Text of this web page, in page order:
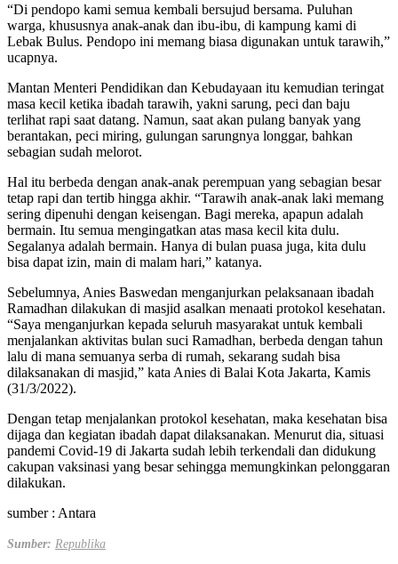
“Di pendopo kami semua kembali bersujud bersama. Puluhan
warga, khususnya anak-anak dan ibu-ibu, di kampung kami di
Lebak Bulus. Pendopo ini memang biasa digunakan untuk tarawih,”
ucapnya.
Mantan Menteri Pendidikan dan Kebudayaan itu kemudian teringat
masa kecil ketika ibadah tarawih, yakni sarung, peci dan baju
terlihat rapi saat datang. Namun, saat akan pulang banyak yang
berantakan, peci miring, gulungan sarungnya longgar, bahkan
sebagian sudah melorot.
Hal itu berbeda dengan anak-anak perempuan yang sebagian besar
tetap rapi dan tertib hingga akhir. “Tarawih anak-anak laki memang
sering dipenuhi dengan keisengan. Bagi mereka, apapun adalah
bermain. Itu semua mengingatkan atas masa kecil kita dulu.
Segalanya adalah bermain. Hanya di bulan puasa juga, kita dulu
bisa dapat izin, main di malam hari,” katanya.
Sebelumnya, Anies Baswedan menganjurkan pelaksanaan ibadah
Ramadhan dilakukan di masjid asalkan menaati protokol kesehatan.
“Saya menganjurkan kepada seluruh masyarakat untuk kembali
menjalankan aktivitas bulan suci Ramadhan, berbeda dengan tahun
lalu di mana semuanya serba di rumah, sekarang sudah bisa
dilaksanakan di masjid,” kata Anies di Balai Kota Jakarta, Kamis
(31/3/2022).
Dengan tetap menjalankan protokol kesehatan, maka kesehatan bisa
dijaga dan kegiatan ibadah dapat dilaksanakan. Menurut dia, situasi
pandemi Covid-19 di Jakarta sudah lebih terkendali dan didukung
cakupan vaksinasi yang besar sehingga memungkinkan pelonggaran
dilakukan.
sumber : Antara
Sumber: Republika